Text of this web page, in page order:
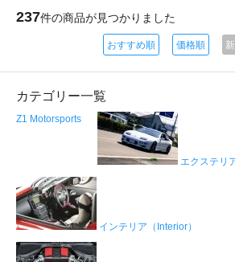
237件の商品が見つかりました
おすすめ順 価格順
カテゴリー一覧
Z1 Motorsports
エクステリ
インテリア（Interior）